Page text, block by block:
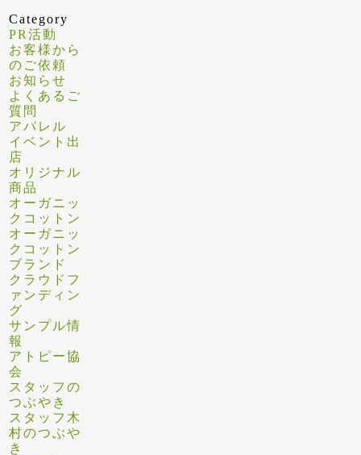
Category
PR活動
お客様から
のご依頼
お知らせ
よくあるご
質問
アパレル
イベント出
店
オリジナル
商品
オーガニッ
クコットン
オーガニッ
クコットン
ブランド
クラウドフ
ァンディン
グ
サンプル情
報
アトピー協
会
スタッフの
つぶやき
スタッフ木
村のつぶや
き